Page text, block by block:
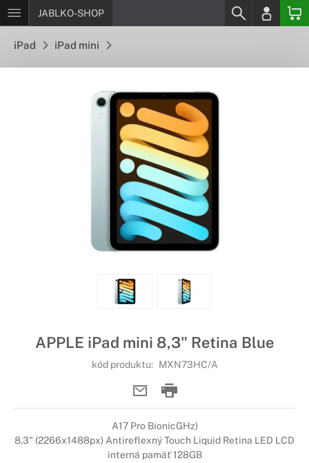
JABLKO-SHOP
iPad iPad mini
APPLE iPad mini 8,3" Retina Blue
kód produktu: MXN73HC/A
A17 Pro BionicGHz)
8,3" (2266x1488px) Antireflexný Touch Liquid Retina LED LCD
interná pamäť 128GB